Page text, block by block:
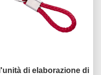
l'unità di elaborazione di